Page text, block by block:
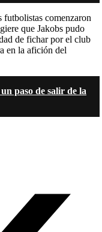
futbolistas comenzaron
que Jakobs pudo
de fichar por el club
en la afición del
paso de salir de la